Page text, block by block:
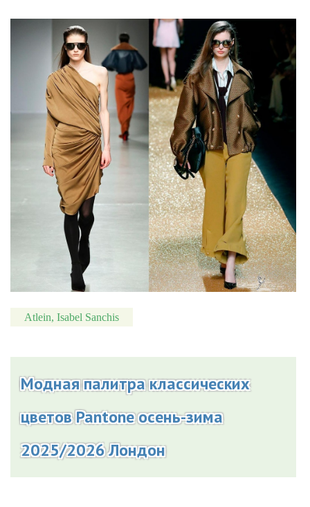
Atlein, Isabel Sanchis
Модная палитра классических
цветов Pantone осень-зима
2025/2026 Лондон